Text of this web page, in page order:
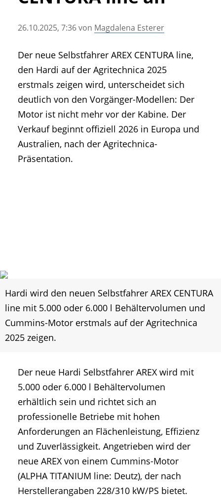
• Messen und Veranstaltungen
• Agritechnica Neuheiten Archiv
• Artikel nach Hersteller/Marke
26.10.2025, 7:36von Magdalena Esterer
Der neue Selbstfahrer AREX CENTURA line,
den Hardi auf der Agritechnica 2025
erstmals zeigen wird, unterscheidet sich
deutlich von den Vorgänger-Modellen: Der
Motor ist nicht mehr vor der Kabine. Der
Verkauf beginnt offiziell 2026 in Europa und
Australien, nach der Agritechnica-
Präsentation.
Hardi wird den neuen Selbstfahrer AREX CENTURA
line mit 5.000 oder 6.000 l Behältervolumen und
Cummins-Motor erstmals auf der Agritechnica
2025 zeigen.
Der neue Hardi Selbstfahrer AREX wird mit
5.000 oder 6.000 l Behältervolumen
erhältlich sein und richtet sich an
professionelle Betriebe mit hohen
Anforderungen an Flächenleistung, Effizienz
und Zuverlässigkeit. Angetrieben wird der
neue AREX von einem Cummins-Motor
(ALPHA TITANIUM line: Deutz), der nach
Herstellerangaben 228/310 kW/PS bietet.